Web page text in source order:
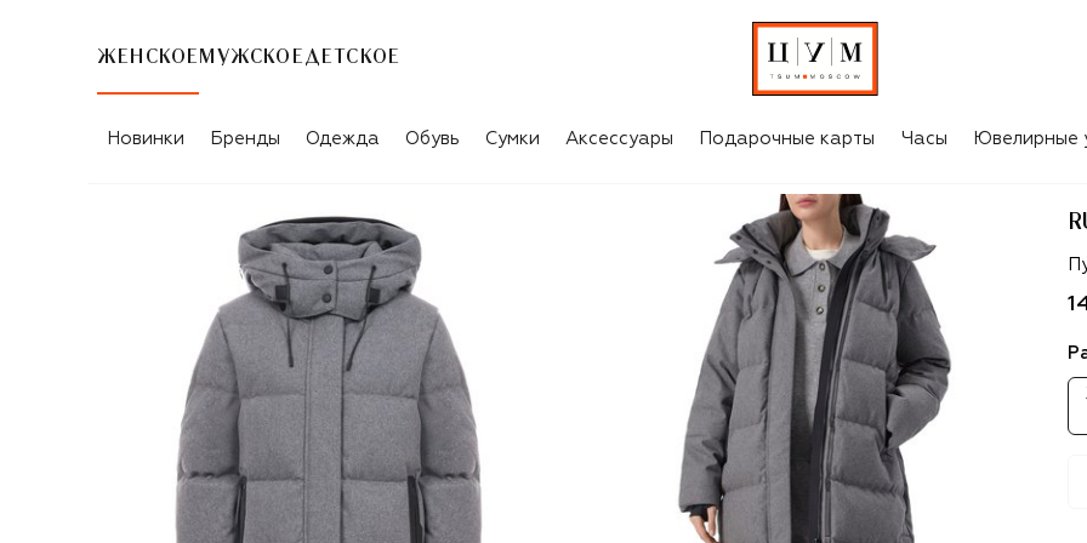
ЖЕНСКОЕ МУЖСКОЕ ДЕТСКОЕ
Новинки Бренды Одежда Обувь Сумки Аксессуары Подарочные карты Часы Ювелирные